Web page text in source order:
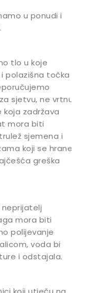
u ponudi i
tlo u koje
polazišna točka
sjetvu, ne vrtnu
koja zadržava
mora biti
sjemena i
koji se hrane
greška
mora biti
polijevanje
voda bi
i odstajala.